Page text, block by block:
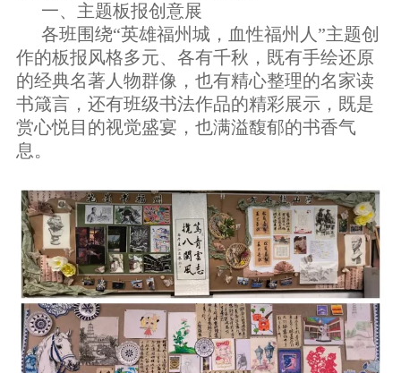
一、 主题板报创意展
各班围绕“英雄福州城，血性福州人”主题创
作的板报风格多元、各有千秋，既有手绘还原
的经典名著人物群像，也有精心整理的名家读
书箴言，还有班级书法作品的精彩展示，既是
赏心悦目的视觉盛宴，也满溢馥郁的书香气
息。